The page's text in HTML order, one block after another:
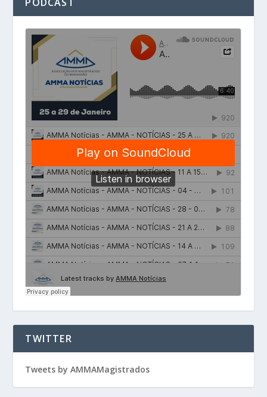
TWITTER
Tweets by AMMAMagistrados